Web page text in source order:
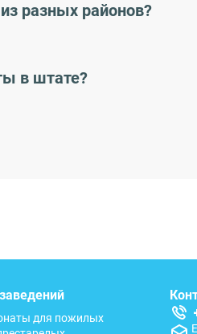
разных районов?
в штате?
для пожилых